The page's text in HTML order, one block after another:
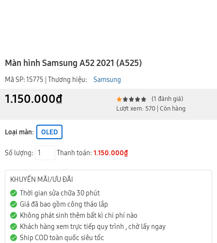
Màn hình Samsung A52 2021 (A525)
Mã SP: 15775 | Thương hiệu: Samsung
1.150.000₫
(1 đánh giá)
Lượt xem: 570 | Còn hàng
Loại màn: OLED
Số lượng: Thanh toán: 1.150.000₫
KHUYẾN MÃI/ƯU ĐÃI
Thời gian sửa chữa 30 phút
Giá đã bao gồm công tháo lắp
Không phát sinh thêm bất kì chi phí nào
Khách hàng xem trực tiếp quy trình , chờ lấy ngay
Ship COD toàn quốc siêu tốc